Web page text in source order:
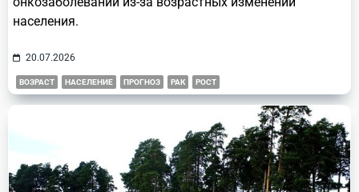
населения.
20.07.2026
ВОЗРАСТ НАСЕЛЕНИЕ ПРОГНОЗ РАК РОСТ